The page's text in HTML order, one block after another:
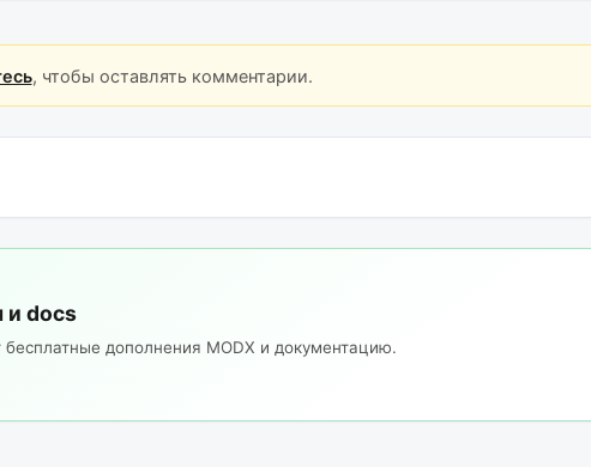
, чтобы оставлять комментарии.
и docs
дополнения MODX и документацию.